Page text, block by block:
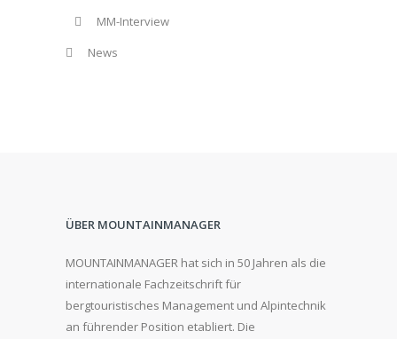
MM-Interview
News
ÜBER MOUNTAINMANAGER
MOUNTAINMANAGER hat sich in 50 Jahren als die
internationale Fachzeitschrift für
bergtouristisches Management und Alpintechnik
an führender Position etabliert. Die